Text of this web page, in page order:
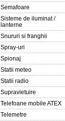
Semafoare
Sisteme de iluminat /
lanterne
Snururi si franghii
Spray-uri
Spionaj
Statii meteo
Statii radio
Supravietuire
Telefoane mobile ATEX
Telemetre